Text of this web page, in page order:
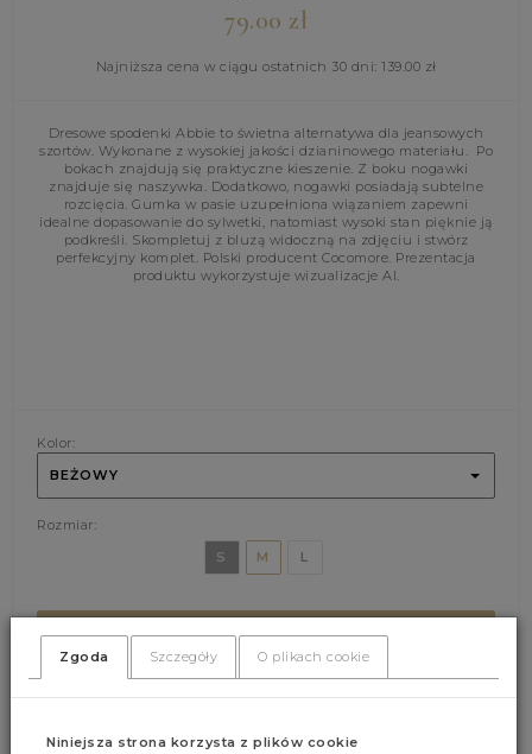
79.00 zł
Najniższa cena w ciągu ostatnich 30 dni: 139.00 zł
Dresowe spodenki Abbie to świetna alternatywa dla jeansowych
szortów. Wykonane z wysokiej jakości dzianinowego materiału. Po
bokach znajdują się praktyczne kieszenie. Z boku nogawki
znajduje się naszywka. Dodatkowo, nogawki posiadają subtelne
rozcięcia. Gumka w pasie uzupełniona wiązaniem zapewni
idealne dopasowanie do sylwetki, natomiast wysoki stan pięknie ją
podkreśli. Skompletuj z bluzą widoczną na zdjęciu i stwórz
perfekcyjny komplet. Polski producent Cocomore. Prezentacja
produktu wykorzystuje wizualizacje AI.
Kolor:
BEŻOWY
Rozmiar:
S
M L
DODAJ DO KOSZYKA
(377)
Zgoda Szczegóły O plikach cookie
Niniejsza strona korzysta z plików cookie